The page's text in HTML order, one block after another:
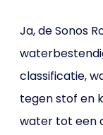
Ja, de Sonos
classificatie,
tegen stof en
water tot een